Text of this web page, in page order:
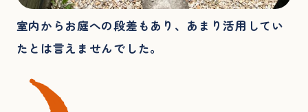
室内からお庭への段差もあり、あまり活用してい
たとは言えませんでした。